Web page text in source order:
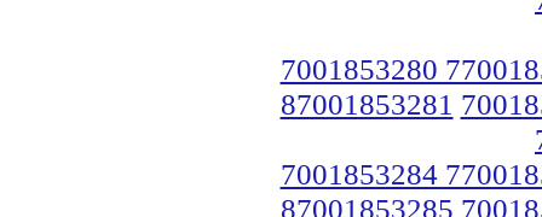
7001853280
87001853281
7001853284
87001853285